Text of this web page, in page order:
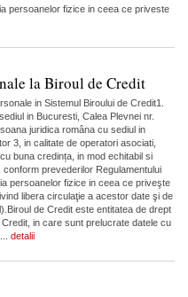
persoanelor fizice in ceea ce priveste
la Biroul de Credit
in Sistemul Biroului de Credit1.
in Bucuresti, Calea Plevnei nr.
juridica româna cu sediul in
3, in calitate de operatori asociati,
buna credința, in mod echitabil si
prevederilor Regulamentului
persoanelor fizice in ceea ce priveşte
libera circulaţie a acestor date şi de
de Credit este entitatea de drept
in care sunt prelucrate datele cu
detalii